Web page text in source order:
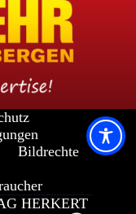
Bildrechte
HERKERT